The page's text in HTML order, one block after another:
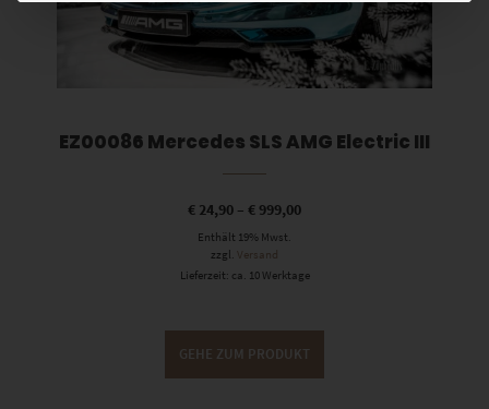
EZ00086 Mercedes SLS AMG Electric III
€ 24,90 –€ 999,00
Enthält 19% Mwst.
zzgl. Versand
Lieferzeit: ca. 10 Werktage
GEHE ZUM PRODUKT